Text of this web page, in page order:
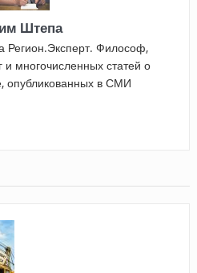
Штепа
Регион.Эксперт. Философ,
и многочисленных статей о
опубликованных в СМИ